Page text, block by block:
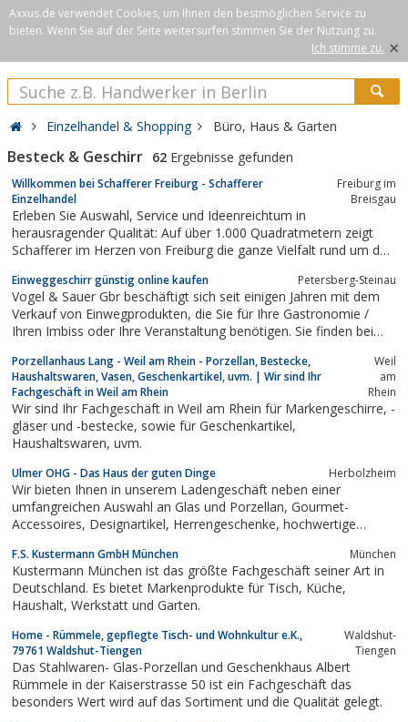
Axxus.de verwendet Cookies, um Ihnen den bestmöglichen Service zu
bieten. Wenn Sie auf der Seite weitersurfen stimmen Sie der Nutzung zu.
Ich stimme zu. ×
Einzelhandel & Shopping Büro, Haus & Garten
Besteck & Geschirr 62 Ergebnisse gefunden
Willkommen bei Schafferer Freiburg - Schafferer
Einzelhandel
Freiburg im
Breisgau
Erleben Sie Auswahl, Service und Ideenreichtum in
herausragender Qualität: Auf über 1.000 Quadratmetern zeigt
Schafferer im Herzen von Freiburg die ganze Vielfalt rund um das
schönen Dinge des Lebens.
Einweggeschirr günstig online kaufen Petersberg-Steinau
Vogel & Sauer Gbr beschäftigt sich seit einigen Jahren mit dem
Verkauf von Einwegprodukten, die Sie für Ihre Gastronomie /
Ihren Imbiss oder Ihre Veranstaltung benötigen. Sie finden bei
Fragen, Wünsche oder nicht das richtige Produkt gefunden
haben, schicken Sie...
Porzellanhaus Lang - Weil am Rhein - Porzellan, Bestecke,
Haushaltswaren, Vasen, Geschenkartikel, uvm. | Wir sind Ihr
Fachgeschäft in Weil am Rhein
Weil
am
Rhein
Wir sind Ihr Fachgeschäft in Weil am Rhein für Markengeschirre, -
gläser und -bestecke, sowie für Geschenkartikel,
Haushaltswaren, uvm.
Ulmer OHG - Das Haus der guten Dinge Herbolzheim
Wir bieten Ihnen in unserem Ladengeschäft neben einer
umfangreichen Auswahl an Glas und Porzellan, Gourmet-
Accessoires, Designartikel, Herrengeschenke, hochwertige
Feinkostabteilung mit Gewürzen, Weinen, Schokoladen und
Tischwäsche an.
F.S. Kustermann GmbH München München
Kustermann München ist das größte Fachgeschäft seiner Art in
Deutschland. Es bietet Markenprodukte für Tisch, Küche,
Haushalt, Werkstatt und Garten.
Home - Rümmele, gepflegte Tisch- und Wohnkultur e.K.,
79761 Waldshut-Tiengen
Waldshut-
Tiengen
Das Stahlwaren- Glas-Porzellan und Geschenkhaus Albert
Rümmele in der Kaiserstrasse 50 ist ein Fachgeschäft das
besonders Wert wird auf das Sortiment und die Qualität gelegt.